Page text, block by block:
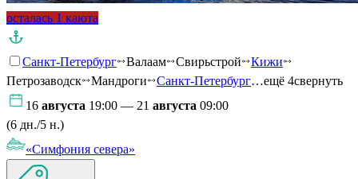
осталась 1 каюта
Санкт-Петербург Валаам Свирьстрой
Кижи
Петрозаводск
Мандроги Санкт-Петербург…ещё 4свернуть
16 августа 19:00 — 21 августа 09:00
(6 дн./5 н.)
«Симфония севера»